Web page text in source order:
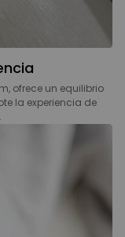
ofrece un equilibrio
la experiencia de